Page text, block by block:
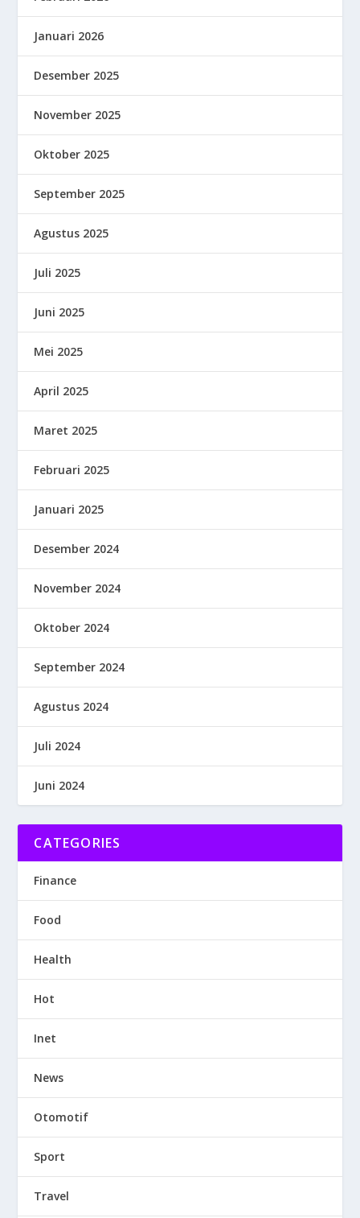
Januari 2026
Desember 2025
November 2025
Oktober 2025
September 2025
Agustus 2025
Juli 2025
Juni 2025
Mei 2025
April 2025
Maret 2025
Februari 2025
Januari 2025
Desember 2024
November 2024
Oktober 2024
September 2024
Agustus 2024
Juli 2024
Juni 2024
CATEGORIES
Finance
Food
Health
Hot
Inet
News
Otomotif
Sport
Travel